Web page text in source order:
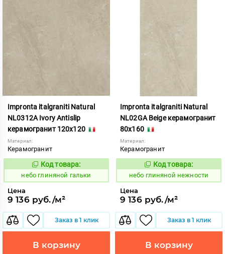
Impronta italgraniti Natural
NL0312A Ivory Antislip
керамогранит 120x120
Материал:
Керамогранит
1111515
Код товара:
небо глиняной гальки
Цена
9 136 руб./м²
Заказ в 1 клик
В корзину
Impronta italgraniti Natural
NL02GA Beige керамогранит
80x160
Материал:
Керамогранит
1111558
Код товара:
небо глиняной нежности
Цена
9 136 руб./м²
Заказ в 1 клик
В корзину